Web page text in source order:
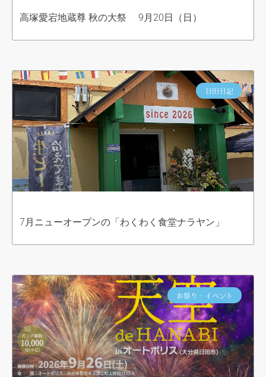
高塚愛宕地蔵尊 秋の大祭 9月20日（日）
日田日記
7月ニューオープンの「わくわく食堂ナラヤン」
お祭り・イベント